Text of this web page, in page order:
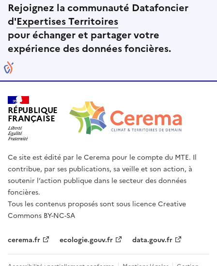
Rejoignez la communauté Datafoncier
d'Expertises Territoires
pour échanger et partager votre
expérience des données foncières.
RÉPUBLIQUE
FRANÇAISE
Ce site est édité par le Cerema pour le compte du MTE. Il
contribue, par ses publications, sa veille et son action, à
soutenir l’action publique dans le secteur des données
foncières.
Tous les contenus proposés sont sous licence Creative
Commons BY-NC-SA
cerema.fr ecologie.gouv.fr data.gouv.fr